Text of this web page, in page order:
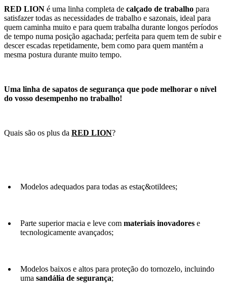
RED LION é uma linha completa de calçado de trabalho para
satisfazer todas as necessidades de trabalho e sazonais, ideal para
quem caminha muito e para quem trabalha durante longos períodos
de tempo numa posição agachada; perfeita para quem tem de subir e
descer escadas repetidamente, bem como para quem mantém a
mesma postura durante muito tempo.
Uma linha de sapatos de segurança que pode melhorar o nível
do vosso desempenho no trabalho!
Quais são os plus da RED LION?
Modelos adequados para todas as estaç&otildees;
Parte superior macia e leve com materiais inovadores e
tecnologicamente avançados;
Modelos baixos e altos para proteção do tornozelo, incluindo
uma sandália de segurança;